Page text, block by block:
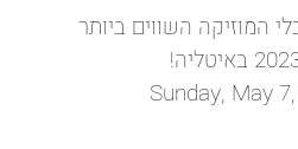
המוזיקה השווים ביותר
Sunday, May